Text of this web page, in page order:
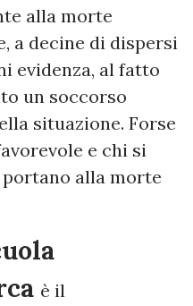
alla morte
a decine di dispersi
evidenza, al fatto
un soccorso
situazione. Forse
e chi si
alla morte
è il